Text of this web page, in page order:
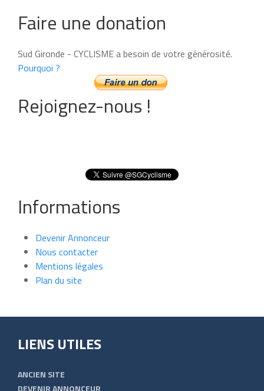
Faire une donation
Sud Gironde - CYCLISME a besoin de votre générosité.
Pourquoi ?
Rejoignez-nous !
Informations
Devenir Annonceur
Nous contacter
Mentions légales
Plan du site
LIENS UTILES
ANCIEN SITE